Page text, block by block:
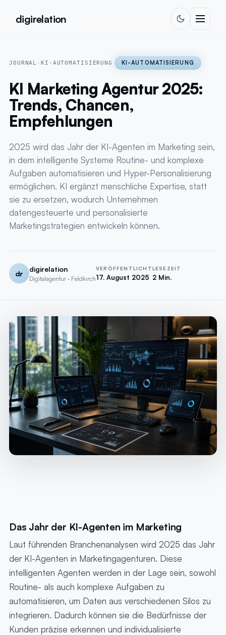
digirelation
JOURNAL ›KI-AUTOMATISIERUNG KI-AUTOMATISIERUNG
KI Marketing Agentur 2025:
Trends, Chancen,
Empfehlungen
2025 wird das Jahr der KI-Agenten im Marketing sein,
in dem intelligente Systeme Routine- und komplexe
Aufgaben automatisieren und Hyper-Personalisierung
ermöglichen. KI ergänzt menschliche Expertise, statt
sie zu ersetzen, wodurch Unternehmen
datengesteuerte und personalisierte
Marketingstrategien entwickeln können.
dr
digirelation
Digitalagentur · Feldkirch
VERÖFFENTLICHT
17. August 2025
LESEZEIT
2 Min.
Das Jahr der KI-Agenten im Marketing
Laut führenden Branchenanalysen wird 2025 das Jahr
der KI-Agenten in Marketingagenturen. Diese
intelligenten Agenten werden in der Lage sein, sowohl
Routine- als auch komplexe Aufgaben zu
automatisieren, um Daten aus verschiedenen Silos zu
integrieren. Dadurch können sie die Bedürfnisse der
Kunden präzise erkennen und individualisierte